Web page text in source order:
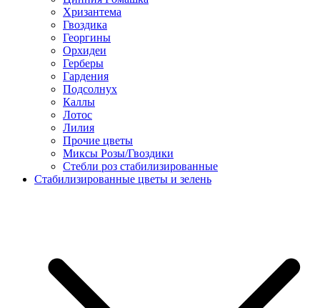
Хризантема
Гвоздика
Георгины
Орхидеи
Герберы
Гардения
Подсолнух
Каллы
Лотос
Лилия
Прочие цветы
Миксы Розы/Гвоздики
Стебли роз стабилизированные
Стабилизированные цветы и зелень